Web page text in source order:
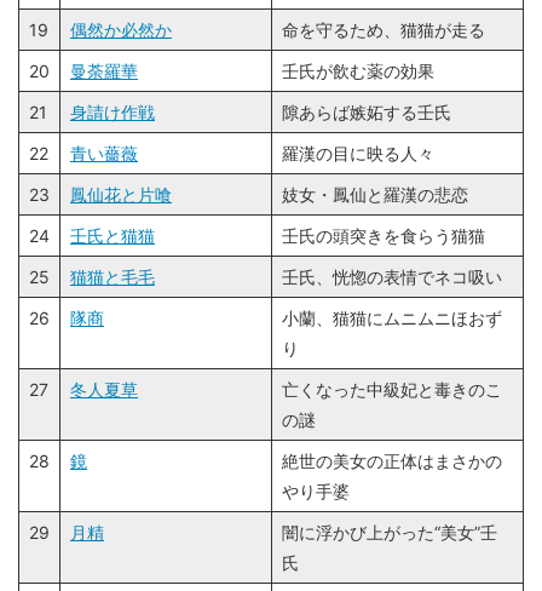
19
偶然か必然か
命を守るため、猫猫が走る
20
曼荼羅華
壬氏が飲む薬の効果
21
身請け作戦
隙あらば嫉妬する壬氏
22
青い薔薇
羅漢の目に映る人々
23
鳳仙花と片喰
妓女・鳳仙と羅漢の悲恋
24
壬氏と猫猫
壬氏の頭突きを食らう猫猫
25
猫猫と毛毛
壬氏、恍惚の表情でネコ吸い
26
隊商
小蘭、猫猫にムニムニほおず
り
27
冬人夏草
亡くなった中級妃と毒きのこ
の謎
28
鏡
絶世の美女の正体はまさかの
やり手婆
29
月精
闇に浮かび上がった“美女”壬
氏